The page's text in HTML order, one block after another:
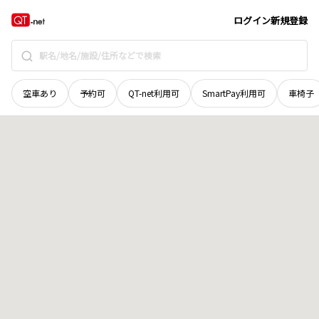
ログイン新規登録
空車あり 予約可 QT-net利用可 SmartPay利用可 車椅子
北海道